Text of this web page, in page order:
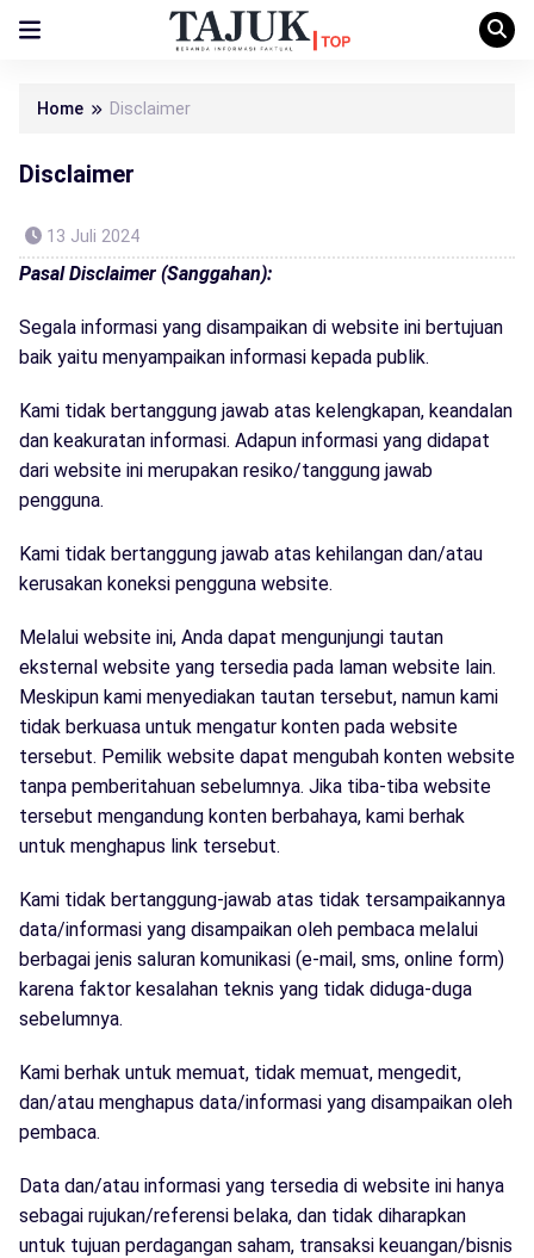
Home Disclaimer
Disclaimer
13 Juli 2024
Pasal Disclaimer (Sanggahan):
Segala informasi yang disampaikan di website ini bertujuan
baik yaitu menyampaikan informasi kepada publik.
Kami tidak bertanggung jawab atas kelengkapan, keandalan
dan keakuratan informasi. Adapun informasi yang didapat
dari website ini merupakan resiko/tanggung jawab
pengguna.
Kami tidak bertanggung jawab atas kehilangan dan/atau
kerusakan koneksi pengguna website.
Melalui website ini, Anda dapat mengunjungi tautan
eksternal website yang tersedia pada laman website lain.
Meskipun kami menyediakan tautan tersebut, namun kami
tidak berkuasa untuk mengatur konten pada website
tersebut. Pemilik website dapat mengubah konten website
tanpa pemberitahuan sebelumnya. Jika tiba-tiba website
tersebut mengandung konten berbahaya, kami berhak
untuk menghapus link tersebut.
Kami tidak bertanggung-jawab atas tidak tersampaikannya
data/informasi yang disampaikan oleh pembaca melalui
berbagai jenis saluran komunikasi (e-mail, sms, online form)
karena faktor kesalahan teknis yang tidak diduga-duga
sebelumnya.
Kami berhak untuk memuat, tidak memuat, mengedit,
dan/atau menghapus data/informasi yang disampaikan oleh
pembaca.
Data dan/atau informasi yang tersedia di website ini hanya
sebagai rujukan/referensi belaka, dan tidak diharapkan
untuk tujuan perdagangan saham, transaksi keuangan/bisnis